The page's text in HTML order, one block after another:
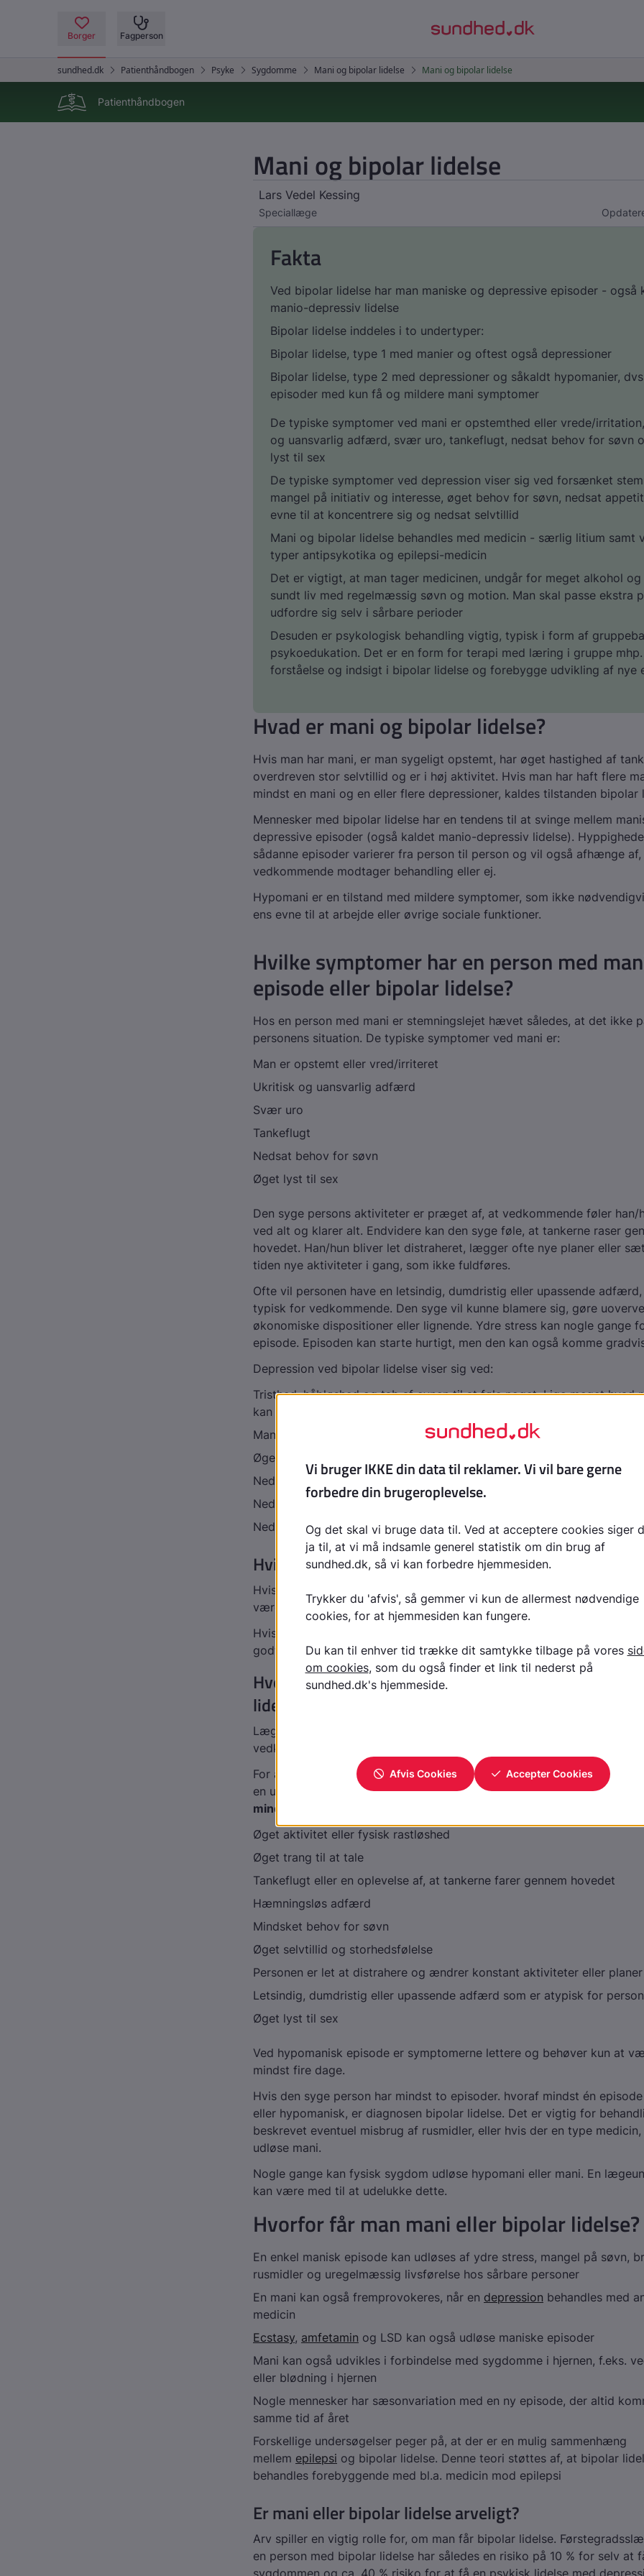
Patienthåndbogen
Mani og bipolar lidelse
Lars Vedel Kessing
Speciallæge
Fakta
Ved bipolar lidelse har man maniske og depressive episoder - også
manio-depressiv lidelse
Bipolar lidelse inddeles i to undertyper:
Bipolar lidelse, type 1 med manier og oftest også depressioner
Bipolar lidelse, type 2 med depressioner og såkaldt hypomanier,
episoder med kun få og mildere mani symptomer
De typiske symptomer ved mani er opstemthed eller vrede/
og uansvarlig adfærd, svær uro, tankeflugt, nedsat behov for søvn
lyst til sex
De typiske symptomer ved depression viser sig ved forsænket
mangel på initiativ og interesse, øget behov for søvn, nedsat
evne til at koncentrere sig og nedsat selvtillid
Mani og bipolar lidelse behandles med medicin - særlig litium samt
typer antipsykotika og epilepsi-medicin
Det er vigtigt, at man tager medicinen, undgår for meget alkohol og
sundt liv med regelmæssig søvn og motion. Man skal passe ekstra
udfordre sig selv i sårbare perioder
Desuden er psykologisk behandling vigtig, typisk i form af
psykoedukation. Det er en form for terapi med læring i gruppe
forståelse og indsigt i bipolar lidelse og forebygge udvikling af nye
Hvad er mani og bipolar lidelse?
Hvis man har mani, er man sygeligt opstemt, har øget hastighed af
overdreven stor selvtillid og er i høj aktivitet. Hvis man har haft flere
mindst en mani og en eller flere depressioner, kaldes tilstanden bipolar
Mennesker med bipolar lidelse har en tendens til at svinge mellem
depressive episoder (også kaldet manio-depressiv lidelse).
sådanne episoder varierer fra person til person og vil også afhænge af,
vedkommende modtager behandling eller ej.
Hypomani er en tilstand med mildere symptomer, som ikke
ens evne til at arbejde eller øvrige sociale funktioner.
Hvilke symptomer har en person med
episode eller bipolar lidelse?
Hos en person med mani er stemningslejet hævet således, at det ikke
personens situation. De typiske symptomer ved mani er:
Man er opstemt eller vred/irriteret
Ukritisk og uansvarlig adfærd
Svær uro
Tankeflugt
Nedsat behov for søvn
Øget lyst til sex
Den syge persons aktiviteter er præget af, at vedkommende føler han/
ved alt og klarer alt. Endvidere kan den syge føle, at tankerne raser
hovedet. Han/hun bliver let distraheret, lægger ofte nye planer eller
tiden nye aktiviteter i gang, som ikke fuldføres.
Ofte vil personen have en letsindig, dumdristig eller upassende
typisk for vedkommende. Den syge vil kunne blamere sig, gøre
økonomiske dispositioner eller lignende. Ydre stress kan nogle gange
episode. Episoden kan starte hurtigt, men den kan også komme
Depression ved bipolar lidelse viser sig ved:
Tristhed, håbløshed og tab af evnen til at føle noget. Lige meget hvad
kan det stort set ikke muntre én op
Mangel på initiativ og interesse
Øget behov for søvn
Nedsat appetit
Nedsat evne til at koncentrere sig
Nedsat selvtillid
Hvilke symptomer skal du være særlig opmærksom
Hvis du sover markant mindre end normalt og alligevel er helt frisk,
være de første tegn på mani.
Hvis du bliver modløs, træt og opgivende - særlig uden ydre
godt være begyndende symptomer på depression.
Hvordan stilles diagnosen hypomani, mani eller bipolar
lidelse?
Lægen stiller diagnosen ved at tale med den syge person, ved
vedkommende og med baggrund i tidligere sygehistorie.
For at få diagnosen manisk episode skal symptomerne have været til
en uge. Personen skal være påfaldende opstemt (eller irritabel/vred)
mindst tre af følgende symptomer
Øget aktivitet eller fysisk rastløshed
Øget trang til at tale
Tankeflugt eller en oplevelse af, at tankerne farer gennem hovedet
Hæmningsløs adfærd
Mindsket behov for søvn
Øget selvtillid og storhedsfølelse
Personen er let at distrahere og ændrer konstant aktiviteter eller planer
Letsindig, dumdristig eller upassende adfærd som er atypisk for
Øget lyst til sex
Ved hypomanisk episode er symptomerne lettere og behøver kun at
mindst fire dage.
Hvis den syge person har mindst to episoder. hvoraf mindst én
eller hypomanisk, er diagnosen bipolar lidelse. Det er vigtig for
beskrevet eventuel misbrug af rusmidler, eller hvis der en type medicin,
udløse mani.
Nogle gange kan fysisk sygdom udløse hypomani eller mani. En
kan være med til at udelukke dette.
Hvorfor får man mani eller bipolar lidelse?
En enkel manisk episode kan udløses af ydre stress, mangel på søvn,
rusmidler og uregelmæssig livsførelse hos sårbare personer
En mani kan også fremprovokeres, når en depression behandles med
medicin
Ecstasy, amfetamin og LSD kan også udløse maniske episoder
Mani kan også udvikles i forbindelse med sygdomme i hjernen, f.eks.
eller blødning i hjernen
Nogle mennesker har sæsonvariation med en ny episode, der altid
samme tid af året
Forskellige undersøgelser peger på, at der er en mulig sammenhæng
mellem epilepsi og bipolar lidelse. Denne teori støttes af, at bipolar
behandles forebyggende med bl.a. medicin mod epilepsi
Er mani eller bipolar lidelse arveligt?
Arv spiller en vigtig rolle for, om man får bipolar lidelse.
en person med bipolar lidelse har således en risiko på 10 % for selv at
sygdommen og ca. 40 % risiko for at få en psykisk lidelse med